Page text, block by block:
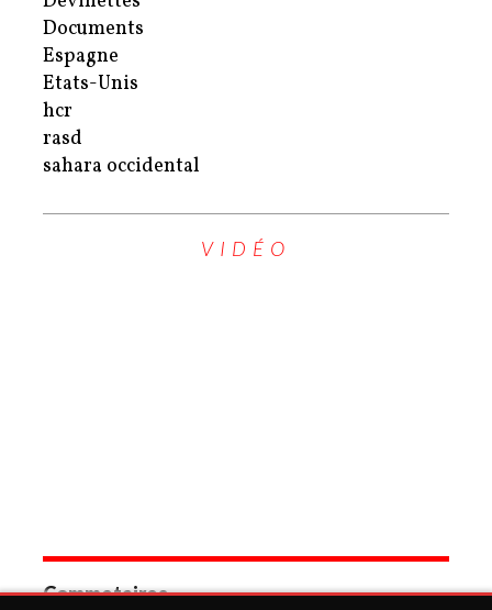
Documents
Espagne
Etats-Unis
hcr
rasd
sahara occidental
VIDÉO
Commetaires